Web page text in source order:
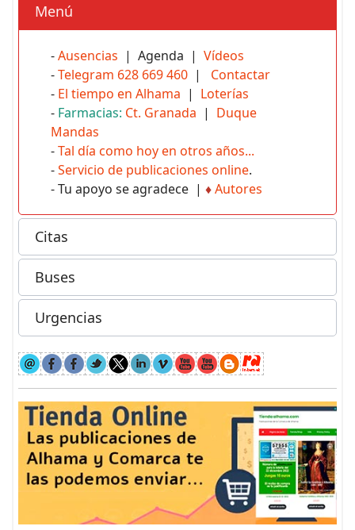
Menú
-Ausencias | Agenda | Vídeos
-Telegram 628 669 460 | Contactar
- El tiempo en Alhama | Loterías
- Farmacias: Ct. Granada | Duque
Mandas
-Tal día como hoy en otros años...
-Servicio de publicaciones online.
- Tu apoyo se agradece | ♦Autores
Citas
Buses
Urgencias